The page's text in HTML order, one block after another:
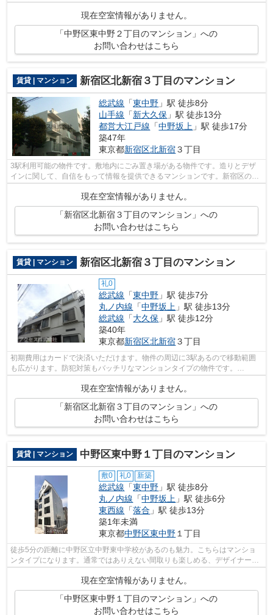
性の高い徒歩9分の物件です。こちらの...
現在空室情報がありません。
「中野区東中野２丁目のマンション」への
お問い合わせはこちら
賃貸 | マンション 新宿区北新宿３丁目のマンション
総武線 「東中野 」駅 徒歩8分
山手線 「新大久保 」駅 徒歩13分
都営大江戸線 「中野坂上 」駅 徒歩17分
築47年
東京都新宿区北新宿３丁目
3駅利用可能の物件です。敷地内にごみ置き場がある物件です。造りとデザ
インに関して、自信をもって情報を提供できるマンションです。新宿区の総
現在空室情報がありません。
「新宿区北新宿３丁目のマンション」への
お問い合わせはこちら
賃貸 | マンション 新宿区北新宿３丁目のマンション
礼0
総武線 「東中野 」駅 徒歩7分
丸ノ内線 「中野坂上 」駅 徒歩13分
総武線 「大久保 」駅 徒歩12分
築40年
東京都新宿区北新宿３丁目
初期費用はカードで決済いただけます。物件の周辺に3駅あるので移動範囲
も広がります。防犯対策もバッチリなマンションタイプの物件です。
現在空室情報がありません。
「新宿区北新宿３丁目のマンション」への
お問い合わせはこちら
賃貸 | マンション 中野区東中野１丁目のマンション
敷0 礼0 新築
総武線 「東中野 」駅 徒歩8分
丸ノ内線 「中野坂上 」駅 徒歩6分
東西線 「落合 」駅 徒歩13分
築1年未満
東京都中野区東中野 １丁目
徒歩5分の距離に中野区立中野東中学校があるのも魅力。こちらはマンショ
ンタイプになります。通常ではありえない間取りも楽しめる、デザイナーズ
物件です。中野区エリアと総武線東中野...
現在空室情報がありません。
「中野区東中野１丁目のマンション」への
お問い合わせはこちら